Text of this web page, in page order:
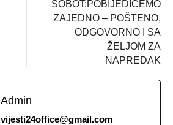
ŠOBOT:POBIJEDIĆEMO
ZAJEDNO – POŠTENO,
ODGOVORNO I SA
ŽELJOM ZA
NAPREDAK
Admin
vijesti24office@gmail.com